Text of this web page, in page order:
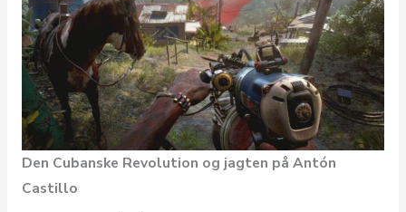
Den Cubanske Revolution og jagten på Antón
Castillo